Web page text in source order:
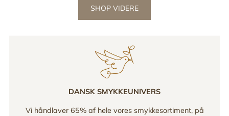
SHOP VIDERE
DANSK SMYKKEUNIVERS
Vi håndlaver 65% af hele vores smykkesortiment, på